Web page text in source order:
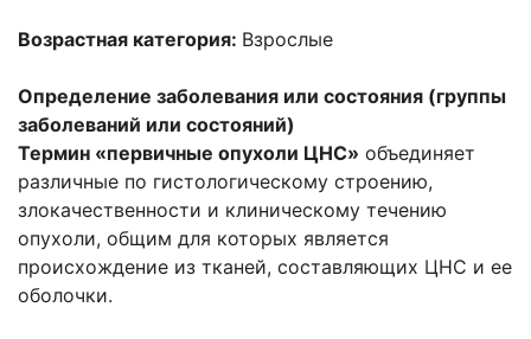
Возрастная категория: Взрослые
Определение заболевания или состояния (группы
заболеваний или состояний)
Термин «первичные опухоли ЦНС» объединяет
различные по гистологическому строению,
злокачественности и клиническому течению
опухоли, общим для которых является
происхождение из тканей, составляющих ЦНС и ее
оболочки.